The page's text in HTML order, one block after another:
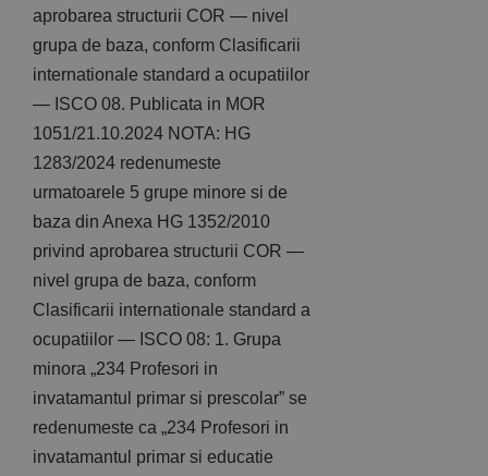
aprobarea structurii COR — nivel
grupa de baza, conform Clasificarii
internationale standard a ocupatiilor
— ISCO 08. Publicata in MOR
1051/21.10.2024 NOTA: HG
1283/2024 redenumeste
urmatoarele 5 grupe minore si de
baza din Anexa HG 1352/2010
privind aprobarea structurii COR —
nivel grupa de baza, conform
Clasificarii internationale standard a
ocupatiilor — ISCO 08: 1. Grupa
minora „234 Profesori in
invatamantul primar si prescolar” se
redenumeste ca „234 Profesori in
invatamantul primar si educatie